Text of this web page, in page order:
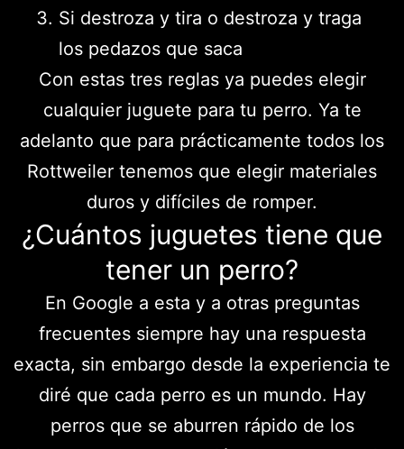
Si destroza y tira o destroza y traga
los pedazos que saca
Con estas tres reglas ya puedes elegir
cualquier juguete para tu perro. Ya te
adelanto que para prácticamente todos los
Rottweiler tenemos que elegir materiales
duros y difíciles de romper.
¿Cuántos juguetes tiene que
tener un perro?
En Google a esta y a otras preguntas
frecuentes siempre hay una respuesta
exacta, sin embargo desde la experiencia te
diré que cada perro es un mundo. Hay
perros que se aburren rápido de los